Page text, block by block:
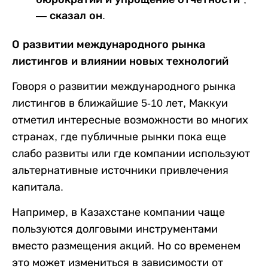
— сказал он.
О развитии международного рынка
листингов и влиянии новых технологий
Говоря о развитии международного рынка
листингов в ближайшие 5-10 лет, Маккуи
отметил интересные возможности во многих
странах, где публичные рынки пока еще
слабо развиты или где компании используют
альтернативные источники привлечения
капитала.
Например, в Казахстане компании чаще
пользуются долговыми инструментами
вместо размещения акций. Но со временем
это может измениться в зависимости от